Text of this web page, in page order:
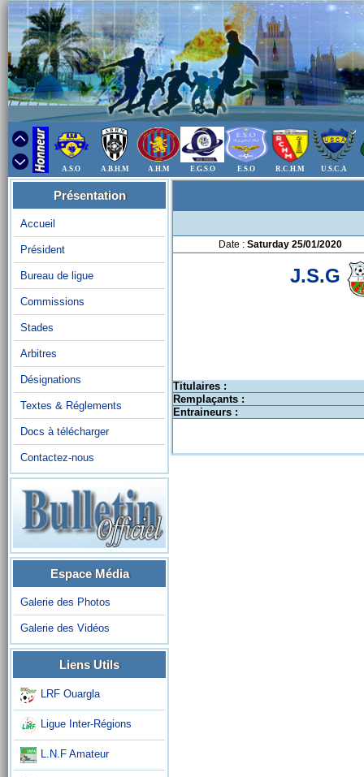
A.S.O A.B.H.M A.H.M E.G.S.O E.S.O R.C.H.M U.S.C.A
Présentation
Accueil
Président
Bureau de ligue
Commissions
Stades
Arbitres
Désignations
Textes & Réglements
Docs à télécharger
Contactez-nous
Espace Média
Galerie des Photos
Galerie des Vidéos
Liens Utils
LRF Ouargla
Ligue Inter-Régions
L.N.F Amateur
Date : Saturday 25/01/2020
J.S.G
Titulaires :
Remplaçants :
Entraineurs :